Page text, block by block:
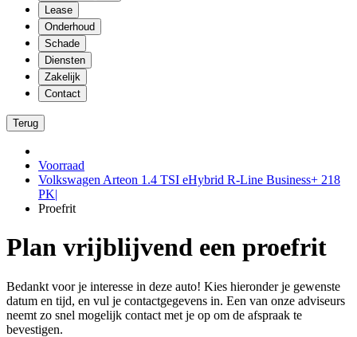
Lease
Onderhoud
Schade
Diensten
Zakelijk
Contact
Terug
Voorraad
Volkswagen Arteon 1.4 TSI eHybrid R-Line Business+ 218
PK|
Proefrit
Plan vrijblijvend een proefrit
Bedankt voor je interesse in deze auto! Kies hieronder je gewenste
datum en tijd, en vul je contactgegevens in. Een van onze adviseurs
neemt zo snel mogelijk contact met je op om de afspraak te
bevestigen.